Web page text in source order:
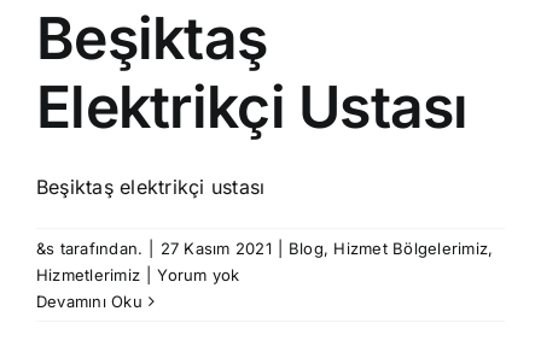
Beşiktaş
Elektrikçi Ustası
Beşiktaş elektrikçi ustası
&s tarafından. 27 Kasım 2021 Blog, Hizmet Bölgelerimiz,
Hizmetlerimiz
Yorum yok
Devamını Oku